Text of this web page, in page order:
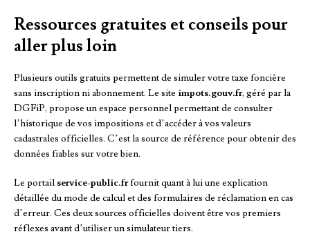
Ressources gratuites et conseils pour
aller plus loin
Plusieurs outils gratuits permettent de simuler votre taxe foncière
sans inscription ni abonnement. Le site impots.gouv.fr, géré par la
DGFiP, propose un espace personnel permettant de consulter
l’historique de vos impositions et d’accéder à vos valeurs
cadastrales officielles. C’est la source de référence pour obtenir des
données fiables sur votre bien.
Le portail service-public.frfournit quant à lui une explication
détaillée du mode de calcul et des formulaires de réclamation en cas
d’erreur. Ces deux sources officielles doivent être vos premiers
réflexes avant d’utiliser un simulateur tiers.